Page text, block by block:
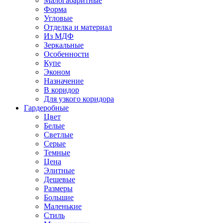
Форма
Угловые
Отделка и материал
Из МДФ
Зеркальные
Особенности
Купе
Эконом
Назначение
В коридор
Для узкого коридора
Гардеробные
Цвет
Белые
Светлые
Серые
Темные
Цена
Элитные
Дешевые
Размеры
Большие
Маленькие
Стиль